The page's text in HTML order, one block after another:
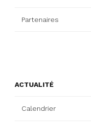
Partenaires
ACTUALITÉ
Calendrier